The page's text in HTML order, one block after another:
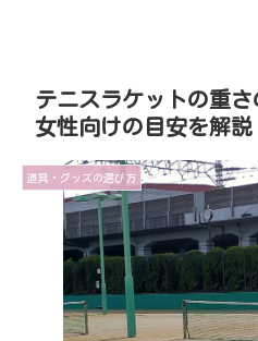
テニスラケットの重さ
女性向けの目安を解説
道具・グッズの選び方